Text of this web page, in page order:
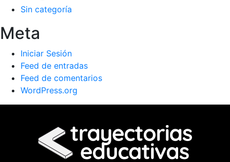
Sin categoría
Meta
Iniciar Sesión
Feed de entradas
Feed de comentarios
WordPress.org